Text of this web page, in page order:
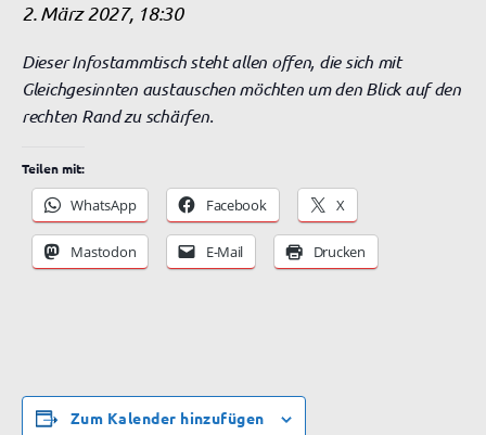
2. März 2027, 18:30
Dieser Infostammtisch steht allen offen, die sich mit
Gleichgesinnten austauschen möchten um den Blick auf den
rechten Rand zu schärfen.
Teilen mit:
WhatsApp Facebook X
Mastodon E-Mail Drucken
Zum Kalender hinzufügen